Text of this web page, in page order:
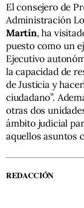
El consejero de
Administración
Martín, ha
puesto como un
Ejecutivo
la capacidad de
de Justicia y
ciudadano”.
otras dos
ámbito judicial
aquellos asuntos
REDACCIÓN